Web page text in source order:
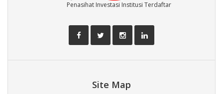
Penasihat Investasi Institusi Terdaftar
Site Map